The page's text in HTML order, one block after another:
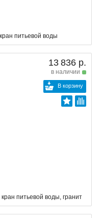
питьевой воды
13 836 р.
в наличии
В корзину
питьевой воды, гранит